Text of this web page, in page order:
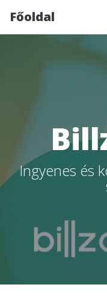
Főoldal
Ingyenes és